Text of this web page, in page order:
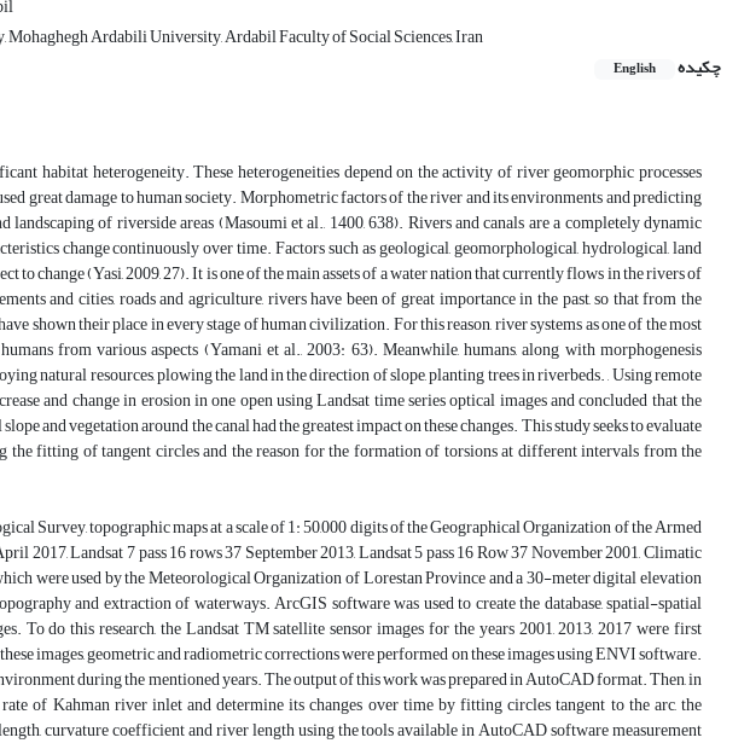
Ardabili University, Ardabil Faculty of Social Sciences, Iran
چکیده
English
habitat heterogeneity. These heterogeneities depend on the activity of river geomorphic processes
great damage to human society. Morphometric factors of the river and its environments and predicting
of riverside areas (Masoumi et al., 1400, 638). Rivers and canals are a completely dynamic
change continuously over time. Factors such as geological, geomorphological, hydrological, land
to change (Yasi, 2009, 27). It is one of the main assets of a water nation that currently flows in the rivers of
and cities, roads and agriculture, rivers have been of great importance in the past, so that from the
shown their place in every stage of human civilization. For this reason, river systems as one of the most
from various aspects (Yamani et al., 2003: 63). Meanwhile, humans, along with morphogenesis
natural resources, plowing the land in the direction of slope, planting trees in riverbeds. , Using remote
and change in erosion in one open using Landsat time series optical images and concluded that the
and vegetation around the canal had the greatest impact on these changes. This study seeks to evaluate
the fitting of tangent circles and the reason for the formation of torsions at different intervals from the
Survey, topographic maps at a scale of 1: 50,000 digits of the Geographical Organization of the Armed
2017, Landsat 7 pass 16 rows 37 September 2013, Landsat 5 pass 16 Row 37 November 2001, Climatic
were used by the Meteorological Organization of Lorestan Province and a 30-meter digital elevation
and extraction of waterways. ArcGIS software was used to create the database, spatial-spatial
To do this research, the Landsat TM satellite sensor images for the years 2001, 2013, 2017 were first
images, geometric and radiometric corrections were performed on these images using ENVI software.
during the mentioned years. The output of this work was prepared in AutoCAD format. Then, in
of Kahman river inlet and determine its changes over time by fitting circles tangent to the arc, the
curvature coefficient and river length using the tools available in AutoCAD software measurement